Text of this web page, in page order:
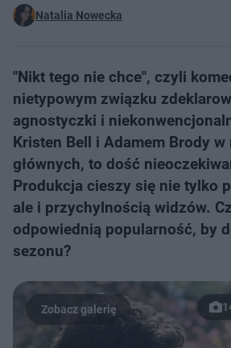
Natalia Nowecka
"Nikt tego nie chce", czyli
nietypowym związku
agnostyczki i
Kristen Bell i Adamem Brody w
głównych, to dość
Produkcja cieszy się nie tylko
ale i przychylnością widzów.
odpowiednią popularność, by
sezonu?